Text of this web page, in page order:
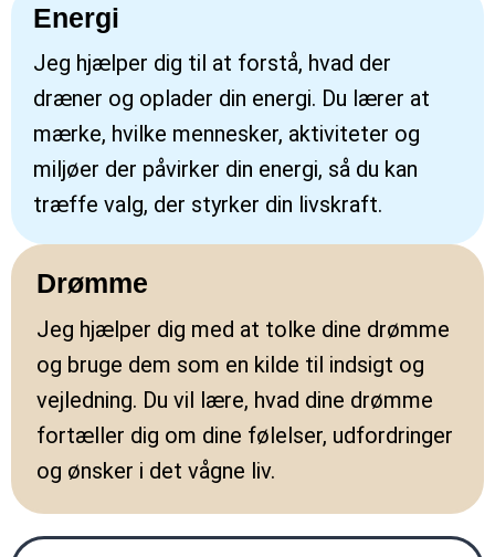
Energi
Jeg hjælper dig til at forstå, hvad der
dræner og oplader din energi. Du lærer at
mærke, hvilke mennesker, aktiviteter og
miljøer der påvirker din energi, så du kan
træffe valg, der styrker din livskraft.
Drømme
Jeg hjælper dig med at tolke dine drømme
og bruge dem som en kilde til indsigt og
vejledning. Du vil lære, hvad dine drømme
fortæller dig om dine følelser, udfordringer
og ønsker i det vågne liv.